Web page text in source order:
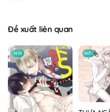
Đề xuất liên quan
MỚI MỚI